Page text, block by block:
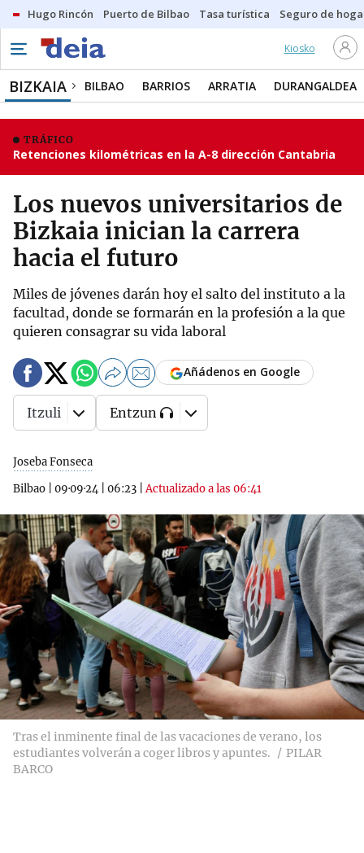
Hugo Rincón Puerto de Bilbao Tasa turística Seguro de
Kiosko
BIZKAIA BILBAO BARRIOS ARRATIA DURANGALDEA
TRÁFICO
Retenciones kilométricas en la A-8 dirección Cantabria
Los nuevos universitarios de
Bizkaia inician la carrera
hacia el futuro
Miles de jóvenes darán hoy el salto del instituto a la
facultad, donde se formarán en la profesión a la que
quieren consagrar su vida laboral
Joseba Fonseca
Bilbao
09·09·24 06:23 |Actualizado a las 06:41
Añádenos en Google
Itzuli Entzun
Tras el inminente final de las vacaciones de verano, los
estudiantes volverán a coger libros y apuntes.
PILAR
BARCO